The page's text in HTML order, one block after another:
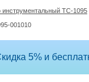
ТС-1095
001010
5% и